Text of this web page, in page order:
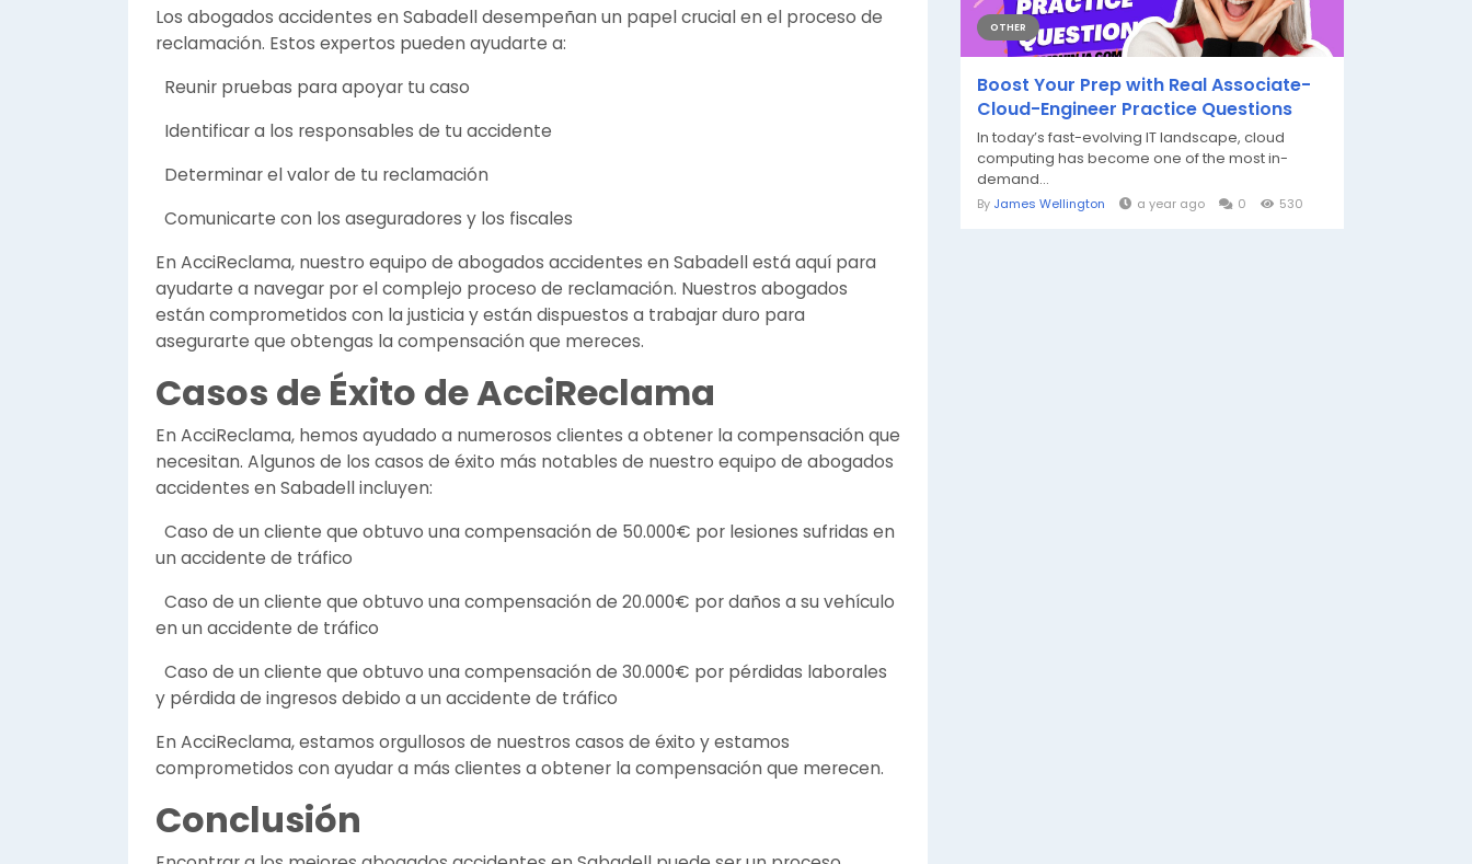
Los abogados accidentes en Sabadell desempeñan un papel crucial en el proceso de
reclamación. Estos expertos pueden ayudarte a:
Reunir pruebas para apoyar tu caso
Identificar a los responsables de tu accidente
Determinar el valor de tu reclamación
Comunicarte con los aseguradores y los fiscales
En AcciReclama, nuestro equipo de abogados accidentes en Sabadell está aquí para
ayudarte a navegar por el complejo proceso de reclamación. Nuestros abogados
están comprometidos con la justicia y están dispuestos a trabajar duro para
asegurarte que obtengas la compensación que mereces.
Casos de Éxito de AcciReclama
En AcciReclama, hemos ayudado a numerosos clientes a obtener la compensación que
necesitan. Algunos de los casos de éxito más notables de nuestro equipo de abogados
accidentes en Sabadell incluyen:
Caso de un cliente que obtuvo una compensación de 50.000€ por lesiones sufridas en
un accidente de tráfico
Caso de un cliente que obtuvo una compensación de 20.000€ por daños a su vehículo
en un accidente de tráfico
Caso de un cliente que obtuvo una compensación de 30.000€ por pérdidas laborales
y pérdida de ingresos debido a un accidente de tráfico
En AcciReclama, estamos orgullosos de nuestros casos de éxito y estamos
comprometidos con ayudar a más clientes a obtener la compensación que merecen.
Conclusión
OTHER
Boost Your Prep with Real Associate-
Cloud-Engineer Practice Questions
In today’s fast-evolving IT landscape, cloud
computing has become one of the most in-
demand...
By James Wellington a year ago 0 530